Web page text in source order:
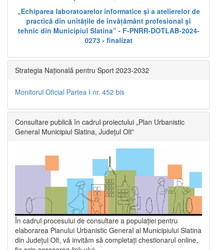
„Echiparea laboratoarelor informatice și a atelierelor de
practică din unitățile de învățământ profesional și
tehnic din Municipiul Slatina” - F-PNRR-DOTLAB-2024-
0273 - finalizat
Strategia Națională pentru Sport 2023-2032
Monitorul Oficial Partea I nr. 452 bis
Consultare publică în cadrul proiectului „Plan Urbanistic
General Municipiul Slatina, Județul Olt”
În cadrul procesului de consultare a populaţiei pentru
elaborarea Planului Urbanistic General al Municipiului Slatina
din Județul Olt, vă invităm să completați chestionarul online,